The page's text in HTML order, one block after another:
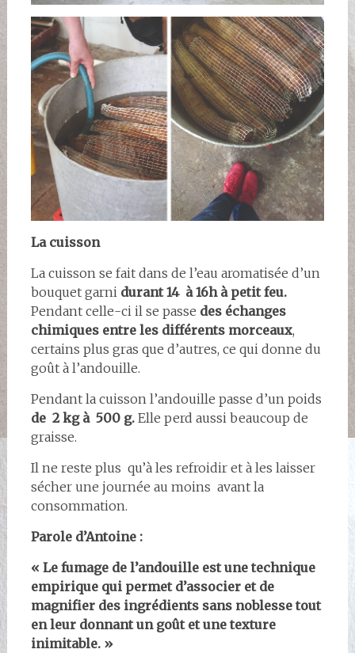
La cuisson
La cuisson se fait dans de l’eau aromatisée d’un
bouquet garni durant 14 à 16h à petit feu.
Pendant celle-ci il se passe des échanges
chimiques entre les différents morceaux,
certains plus gras que d’autres, ce qui donne du
goût à l’andouille.
Pendant la cuisson l’andouille passe d’un poids
de 2 kg à 500 g.Elle perd aussi beaucoup de
graisse.
Il ne reste plus qu’à les refroidir et à les laisser
sécher une journée au moins avant la
consommation.
Parole d’Antoine :
« Le fumage de l’andouille est une technique
empirique qui permet d’associer et de
magnifier des ingrédients sans noblesse tout
en leur donnant un goût et une texture
inimitable. »